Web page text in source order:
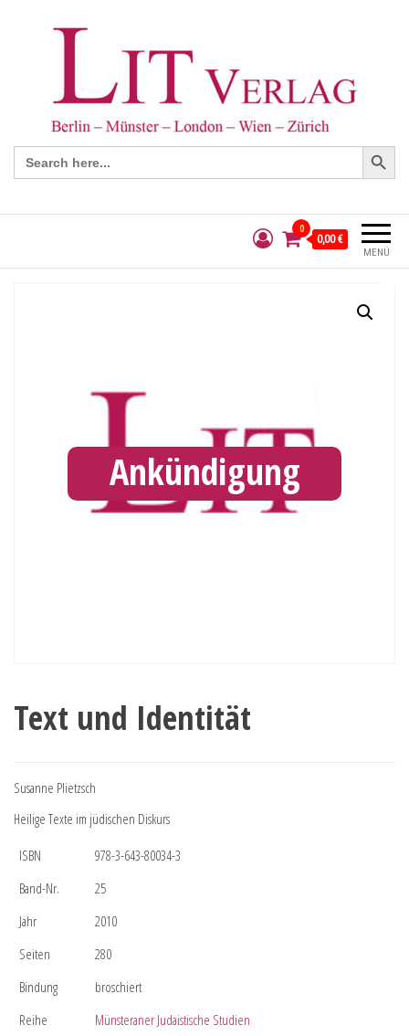
Search
for:
Search Button
MENÜ
0
0,00 €
Ankündigung
Text und Identität
Susanne Plietzsch
Heilige Texte im jüdischen Diskurs
ISBN
978-3-643-80034-3
Band-Nr.
25
Jahr
2010
Seiten
280
Bindung
broschiert
Reihe
Münsteraner Judaistische Studien